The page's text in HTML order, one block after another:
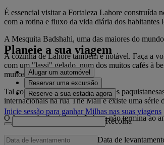
É essencial visitar a Fortaleza Lahore construída
com a rotina e fluxo da vida diária dos habitantes
A Mesquita Badshahi, uma das maiores do
A cozinha de Lahore também é notável. Faça a
com um "lassi" gelado, num dos muitos cafés à
muitos alfaiates da cidade.
Tal como na maior parte das cidades
internacionais na rua The Mall e existe uma série
O famoso burburinho de Lahore não termina ao
Planeie a sua viagem
Alugar um automóvel
Reservar uma excursão
Reserve a sua estadia agora
Inicie sessão para ganhar Milhas nas suas viagens
Recolha
Data de